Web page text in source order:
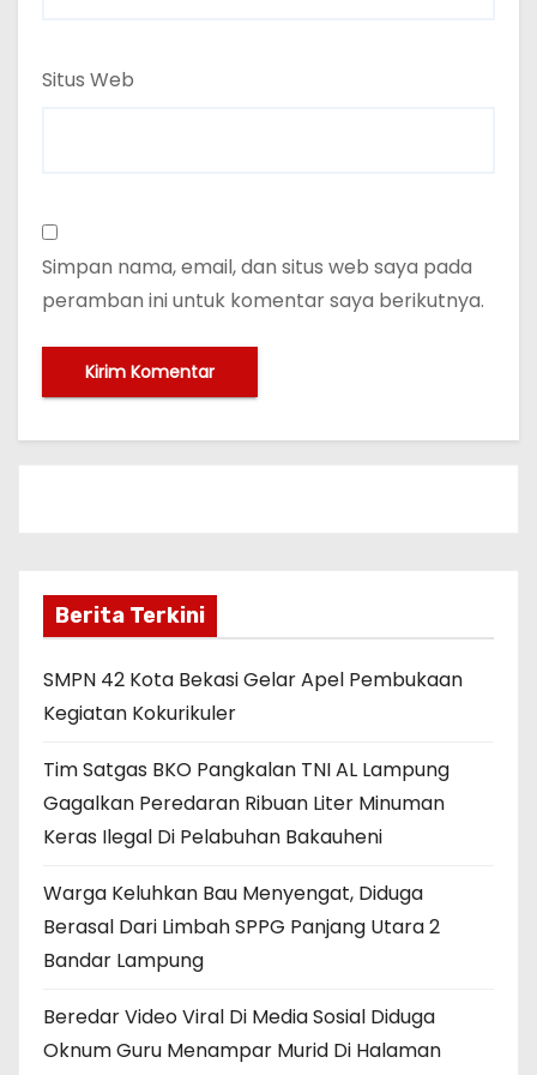
Situs Web
Simpan nama, email, dan situs web saya pada
peramban ini untuk komentar saya berikutnya.
Berita Terkini
SMPN 42 Kota Bekasi Gelar Apel Pembukaan
Kegiatan Kokurikuler
Tim Satgas BKO Pangkalan TNI AL Lampung
Gagalkan Peredaran Ribuan Liter Minuman
Keras Ilegal Di Pelabuhan Bakauheni
Warga Keluhkan Bau Menyengat, Diduga
Berasal Dari Limbah SPPG Panjang Utara 2
Bandar Lampung
Beredar Video Viral Di Media Sosial Diduga
Oknum Guru Menampar Murid Di Halaman